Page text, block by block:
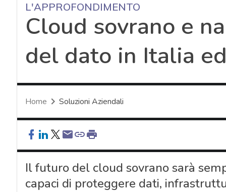
L'APPROFONDIMENTO
Cloud sovrano e
del dato in Italia
Home Soluzioni Aziendali
Il futuro del cloud sovrano sarà
capaci di proteggere dati,